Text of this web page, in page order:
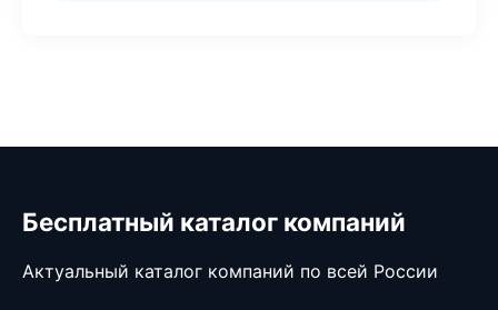
Бесплатный каталог компаний
Актуальный каталог компаний по всей России